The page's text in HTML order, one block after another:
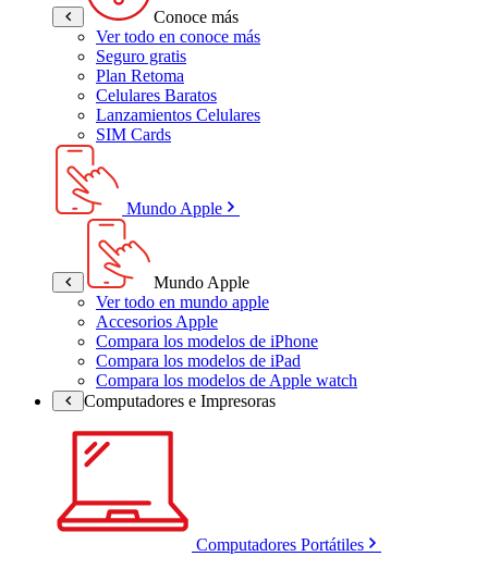
Conoce más
Ver todo en conoce más
Seguro gratis
Plan Retoma
Celulares Baratos
Lanzamientos Celulares
SIM Cards
Mundo Apple
Mundo Apple
Ver todo en mundo apple
Accesorios Apple
Compara los modelos de iPhone
Compara los modelos de iPad
Compara los modelos de Apple watch
Computadores e Impresoras
Computadores Portátiles